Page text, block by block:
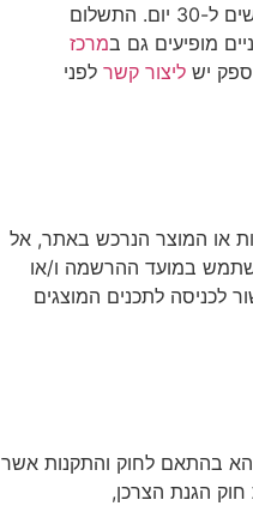
", גם היא בעלות חודשים ל-30 יום. התשלום
מופיעים גם במרכז
יש ליצור קשר לפני
או המוצר הנרכש באתר, אל
במועד ההרשמה ו/או
לכניסה לתכנים המוצגים
בהתאם לחוק והתקנות אשר
חוק הגנת הצרכן,